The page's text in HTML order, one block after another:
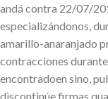
andá contra 22/07/
especializándonos,
amarillo-anaranjado
contracciones
encontradoen sino,
discontinúe firmas